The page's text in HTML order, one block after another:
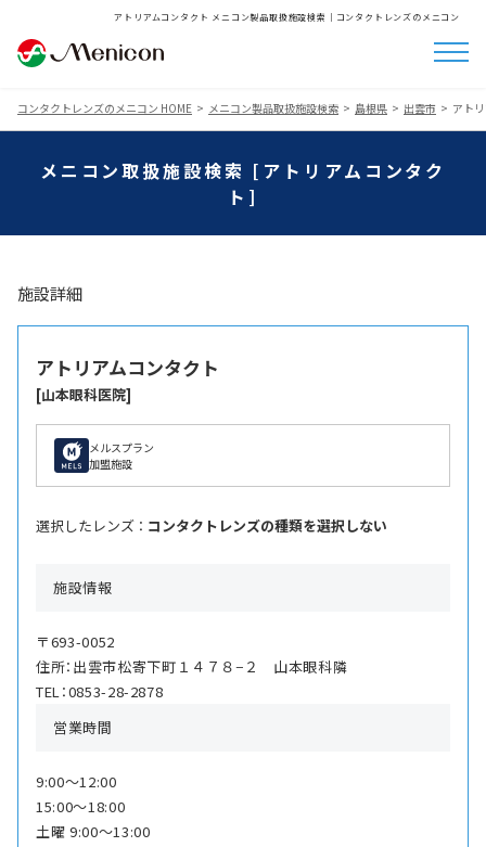
アトリアムコンタクト メニコン製品取扱施設検索│コンタクトレンズのメニコン
コンタクトレンズのメニコン HOME メニコン製品取扱施設検索 島根県 出雲市 アト
メニコン取扱施設検索 [アトリアムコンタク
ト]
施設詳細
アトリアムコンタクト
[山本眼科医院]
メルスプラン
加盟施設
選択したレンズ ： コンタクトレンズの種類を選択しない
施設情報
〒693-0052
住所：出雲市松寄下町１４７８−２ 山本眼科隣
TEL：0853-28-2878
営業時間
9:00〜12:00
15:00〜18:00
土曜 9:00〜13:00